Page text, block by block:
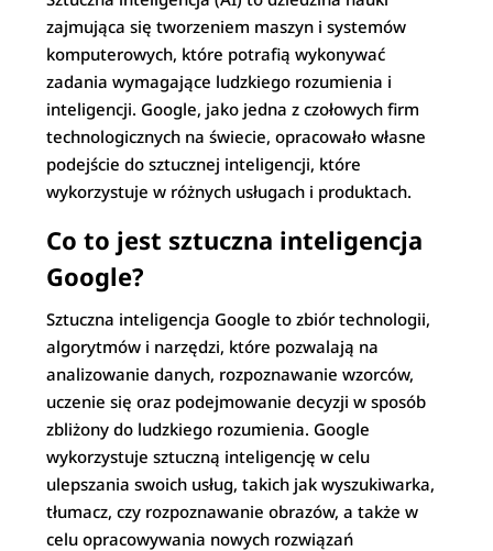
zajmująca się tworzeniem maszyn i systemów
komputerowych, które potrafią wykonywać
zadania wymagające ludzkiego rozumienia i
inteligencji. Google, jako jedna z czołowych firm
technologicznych na świecie, opracowało własne
podejście do sztucznej inteligencji, które
wykorzystuje w różnych usługach i produktach.
Co to jest sztuczna inteligencja
Google?
Sztuczna inteligencja Google to zbiór technologii,
algorytmów i narzędzi, które pozwalają na
analizowanie danych, rozpoznawanie wzorców,
uczenie się oraz podejmowanie decyzji w sposób
zbliżony do ludzkiego rozumienia. Google
wykorzystuje sztuczną inteligencję w celu
ulepszania swoich usług, takich jak wyszukiwarka,
tłumacz, czy rozpoznawanie obrazów, a także w
celu opracowywania nowych rozwiązań